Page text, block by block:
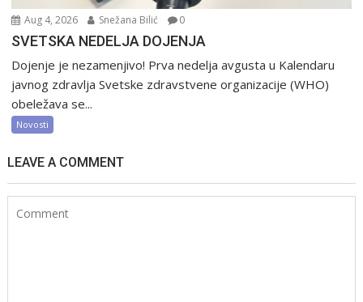
Aug 4, 2026 Snežana Bilić 0
SVETSKA NEDELJA DOJENJA
Dojenje je nezamenjivo! Prva nedelja avgusta u Kalendaru
javnog zdravlja Svetske zdravstvene organizacije (WHO)
obeležava se...
Novosti
LEAVE A COMMENT